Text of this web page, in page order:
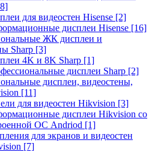
для видеостен Hisense [2]
дисплеи Hisense [16]
ЖК дисплеи и
Sharp [3]
4K и 8K Sharp [1]
дисплеи Sharp [2]
дисплеи, видеостены,
[11]
для видеостен Hikvision [3]
дисплеи Hikvision со
ОС Andriod [1]
для экранов и видеостен
[7]